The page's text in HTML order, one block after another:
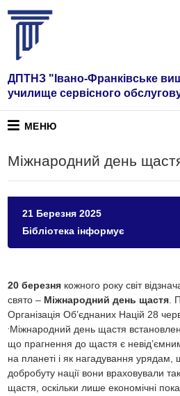
ДПТНЗ "Івано-Франківське
училище сервісного
МЕНЮ
Міжнародний день
21 Березня 2025
Бібліотека інформує
20 березнякожного року світ
свято – Міжнародний день щастя.
Організація Об’єднаних Націй 28
Міжнародний день щастя
що прагнення до щастя є
на планеті і як нагадування урядам,
добробуту нації вони враховували
щастя, оскільки лише економічні